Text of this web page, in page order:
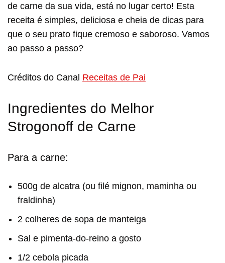
de carne da sua vida, está no lugar certo! Esta
receita é simples, deliciosa e cheia de dicas para
que o seu prato fique cremoso e saboroso. Vamos
ao passo a passo?
Créditos do Canal Receitas de Pai
Ingredientes do Melhor
Strogonoff de Carne
Para a carne:
500g de alcatra (ou filé mignon, maminha ou
fraldinha)
2 colheres de sopa de manteiga
Sal e pimenta-do-reino a gosto
1/2 cebola picada